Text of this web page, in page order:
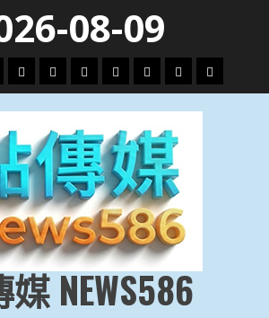
08-09
文
教.
技
專
題
娛
樂
劇
政
治
國
際
運
動
生
活
NEWS586